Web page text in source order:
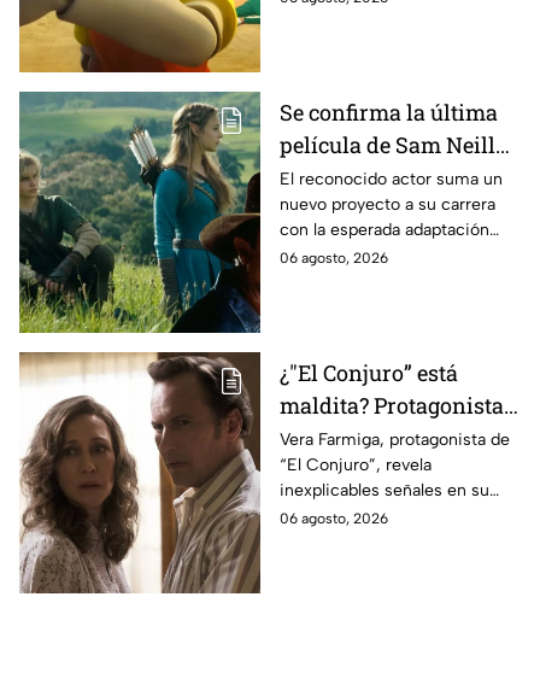
Se confirma la última
película de Sam Neill
antes de morir: esto es
lo que se sabe hasta
ahora
El reconocido actor suma un
nuevo proyecto a su carrera
con la esperada adaptación
cinematográfica del popular
06 agosto, 2026
¿"El Conjuro” está
maldita? Protagonista
revela INQUIETANTES
señales en su cuerpo
durante la grabación de
la película
Vera Farmiga, protagonista de
“El Conjuro”, revela
inexplicables señales en su
cuerpo durante el rodaje de la
06 agosto, 2026